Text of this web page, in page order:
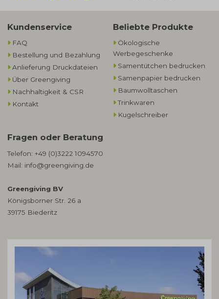
Kundenservice
FAQ
Bestellung und Bezahlung
Anlieferung Druckdateien
Über Greengiving
Nachhaltigkeit & CSR
Kontakt
Beliebte Produkte
Ökologische
Werbegeschenke​
Samentütchen bedrucken
Samenpapier bedrucken
Baumwolltaschen​
Trinkwaren
Kugelschreiber
Fragen oder Beratung
Telefon: +49 (0)3222 1094570
Mail: info@greengiving.de
Greengiving BV
Königsborner Str. 26 a
39175 Biederitz